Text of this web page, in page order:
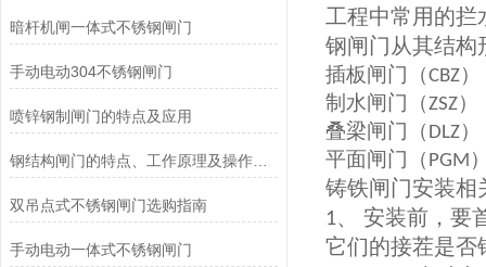
暗杆机闸一体式不锈钢闸门
手动电动304不锈钢闸门
喷锌钢制闸门的特点及应用
钢结构闸门的特点、工作原理及操作使用方法
双吊点式不锈钢闸门选购指南
手动电动一体式不锈钢闸门
工程中常用的拦
钢闸门从其结构
插板闸门（CBZ
制水闸门（ZSZ）
叠梁闸门（ DLZ
平面闸门（ PGM
铸铁闸门安装相
1、 安装前，要
它们的接茬是否